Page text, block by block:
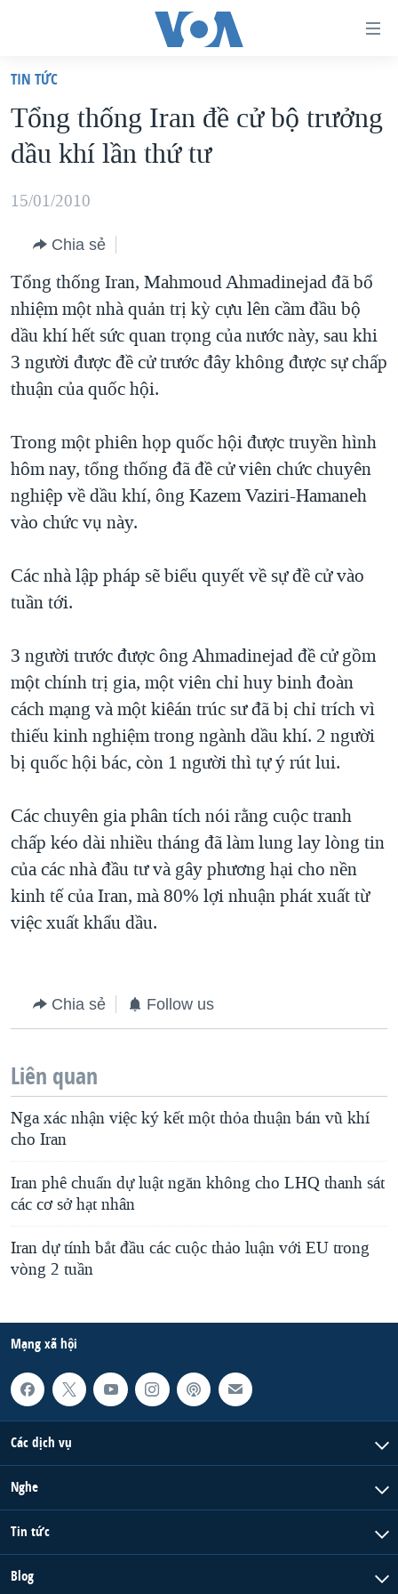
truy
cập
Tới
dung
chính
điều
hướng
chính
Đi
tới
VIỆT NAM
HOA KỲ
BIỂN ĐÔNG
BLOG
DIỄN ĐÀN
MỤC
TỰ DO BÁO CHÍ
VẠCH TRẦN TIN GIẢ
ĐỜI SỐNG
KINH TẾ
KHOA HỌC
VĂN HOÁ
THỂ THAO
CHUYÊN ĐỀ
CHIẾN TRANH THƯƠNG MẠI CỦA MỸ: QUÁ KHỨ VÀ HIỆN
TẠI
HÀNH TRÌNH BẦU CỬ 2024
MỘT NĂM CHIẾN TRANH TẠI DẢI GAZA
GIẢI MÃ VÀNH ĐAI & CON ĐƯỜNG
NGÀY TỊ NẠN THẾ GIỚI
GROUND ZERO – XƯA VÀ NAY
CÁC GIÁ TRỊ CỘNG HÒA Ở VIỆT NAM
THƯỢNG ĐỈNH TRUMP-KIM TẠI VIỆT NAM
TRỊNH VĨNH BÌNH VS. CHÍNH PHỦ VIỆT NAM
NGƯ DÂN VIỆT VÀ LÀN SÓNG TRỘM HẢI SÂM
QUAN HỆ VIỆT MỸ
HỌC TIẾNG ANH
NGHE
MẠNG XÃ HỘI
Ngôn ngữ khác
TIN TỨC
Tổng thống Iran đề cử bộ trưởng
dầu khí lần thứ tư
15/01/2010
Chia sẻ
Tổng thống Iran, Mahmoud Ahmadinejad đã bổ
nhiệm một nhà quản trị kỳ cựu lên cầm đầu bộ
dầu khí hết sức quan trọng của nước này, sau khi
3 người được đề cử trước đây không được sự chấp
thuận của quốc hội.
Trong một phiên họp quốc hội được truyền hình
hôm nay, tổng thống đã đề cử viên chức chuyên
nghiệp về dầu khí, ông Kazem Vaziri-Hamaneh
vào chức vụ này.
Các nhà lập pháp sẽ biểu quyết về sự đề cử vào
tuần tới.
3 người trước được ông Ahmadinejad đề cử gồm
một chính trị gia, một viên chỉ huy binh đoàn
cách mạng và một kiêán trúc sư đã bị chỉ trích vì
thiếu kinh nghiệm trong ngành dầu khí. 2 người
bị quốc hội bác, còn 1 người thì tự ý rút lui.
Các chuyên gia phân tích nói rằng cuộc tranh
chấp kéo dài nhiều tháng đã làm lung lay lòng tin
của các nhà đầu tư và gây phương hại cho nền
kinh tế của Iran, mà 80% lợi nhuận phát xuất từ
việc xuất khẩu dầu.
Chia sẻ Follow us
Liên quan
Nga xác nhận việc ký kết một thỏa thuận bán vũ khí
cho Iran
Iran phê chuẩn dự luật ngăn không cho LHQ thanh sát
các cơ sở hạt nhân
Iran dự tính bắt đầu các cuộc thảo luận với EU trong
vòng 2 tuần
Mạng xã hội
Các dịch vụ
Nghe
Tin tức
Blog